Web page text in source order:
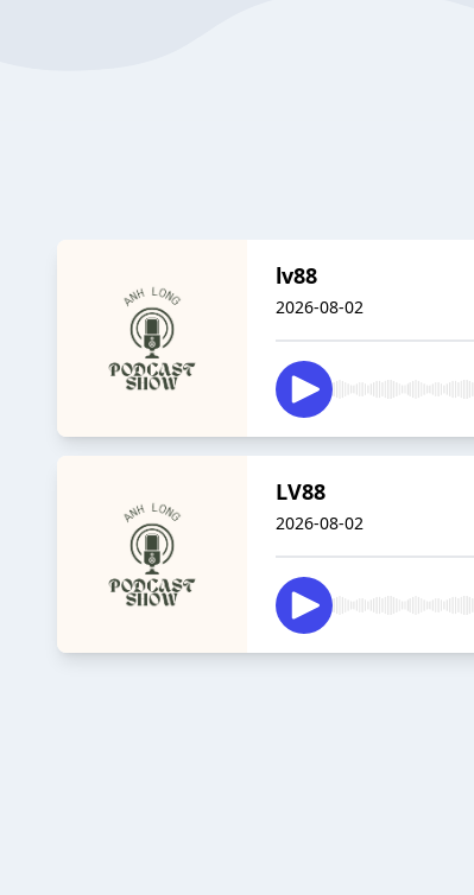
lv88
2026-08-02
LV88
2026-08-02